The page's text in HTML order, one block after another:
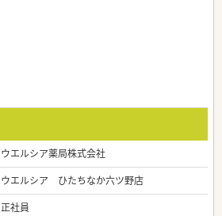
ウエルシア薬局株式会社
ウエルシア ひたちなか六ツ野店
正社員